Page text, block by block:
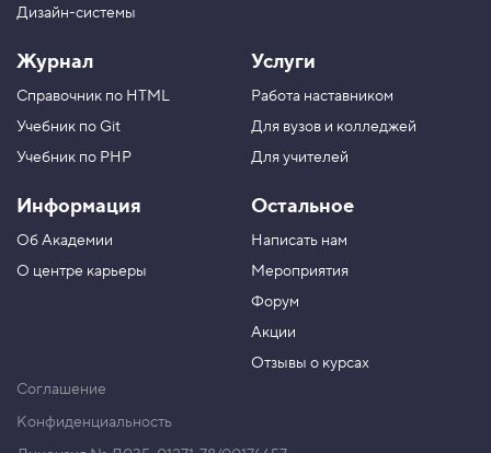
Дизайн-системы
Журнал
Справочник по HTML
Учебник по Git
Учебник по PHP
Информация
Об Академии
О центре карьеры
Услуги
Работа наставником
Для вузов и колледжей
Для учителей
Остальное
Написать нам
Мероприятия
Форум
Акции
Отзывы о курсах
Соглашение
Конфиденциальность